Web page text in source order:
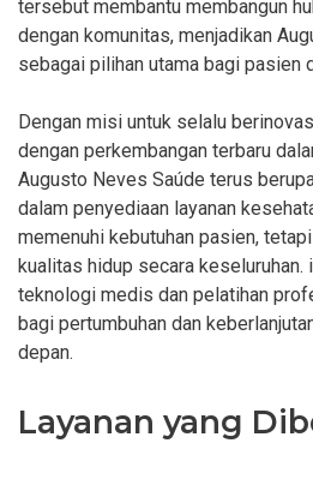
tersebut membantu membangun
dengan komunitas, menjadikan
sebagai pilihan utama bagi pasien
Dengan misi untuk selalu
dengan perkembangan terbaru
Augusto Neves Saúde terus
dalam penyediaan layanan
memenuhi kebutuhan pasien,
kualitas hidup secara keseluruhan.
teknologi medis dan pelatihan
bagi pertumbuhan dan
depan.
Layanan yang